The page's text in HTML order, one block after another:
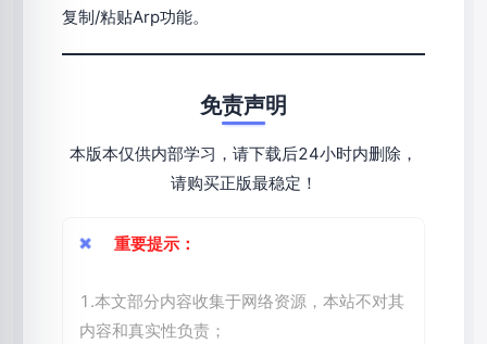
复制/粘贴Arp功能。
免责声明
本版本仅供内部学习，请下载后24小时内删除，
请购买正版最稳定！
重要提示：
1.本文部分内容收集于网络资源，本站不对其
内容和真实性负责；